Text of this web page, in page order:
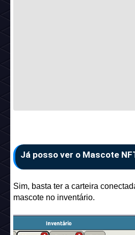
Já posso ver o Mascote
Sim, basta ter a carteira
mascote no inventário.